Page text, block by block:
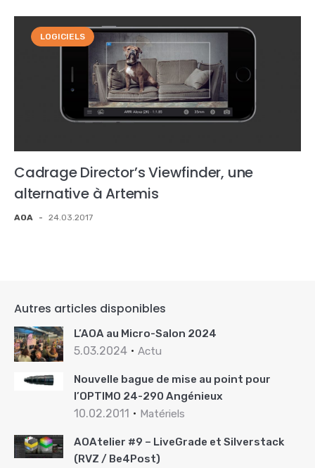
LOGICIELS
Cadrage Director’s Viewfinder, une
alternative à Artemis
AOA - 24.03.2017
Autres articles disponibles
L’AOA au Micro-Salon 2024
5.03.2024 Actu
Nouvelle bague de mise au point pour
l’OPTIMO 24-290 Angénieux
10.02.2011 Matériels
AOAtelier #9 – LiveGrade et Silverstack
(RVZ / Be4Post)